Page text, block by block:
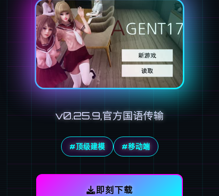
v0.25.9,官方国语传输
#顶级建模 #移动端
即刻下载